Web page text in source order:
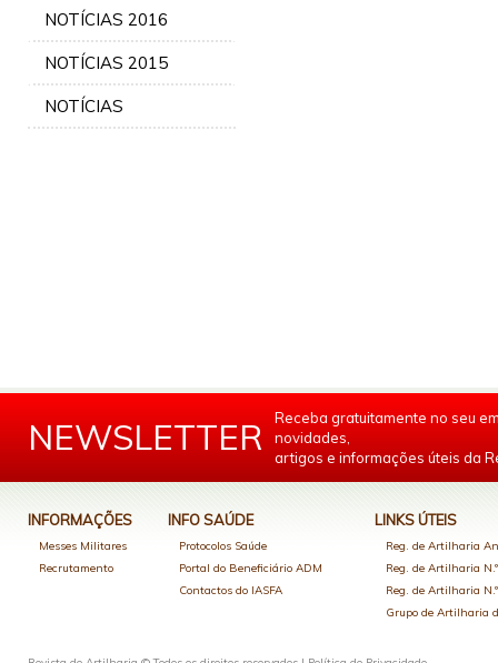
NOTÍCIAS 2016
NOTÍCIAS 2015
NOTÍCIAS
NEWSLETTER
Receba gratuitamente no seu
novidades,
artigos e informações úteis da
INFORMAÇÕES
Messes Militares
Recrutamento
INFO SAÚDE
Protocolos Saúde
Portal do Beneficiário ADM
Contactos do IASFA
LINKS ÚTEIS
Reg. de Artilharia
Reg. de Artilharia
Reg. de Artilharia
Grupo de Artilharia